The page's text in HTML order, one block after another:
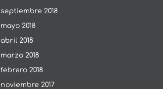
septiembre 2018
mayo 2018
abril 2018
marzo 2018
febrero 2018
noviembre 2017